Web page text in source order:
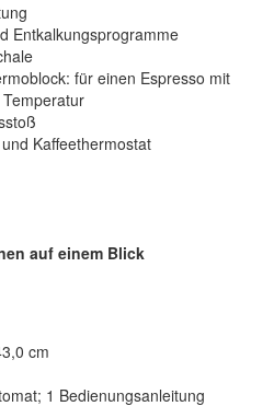
Entkalkungsprogramme
für einen Espresso mit
Kaffeethermostat
auf einem Blick
cm
1 Bedienungsanleitung